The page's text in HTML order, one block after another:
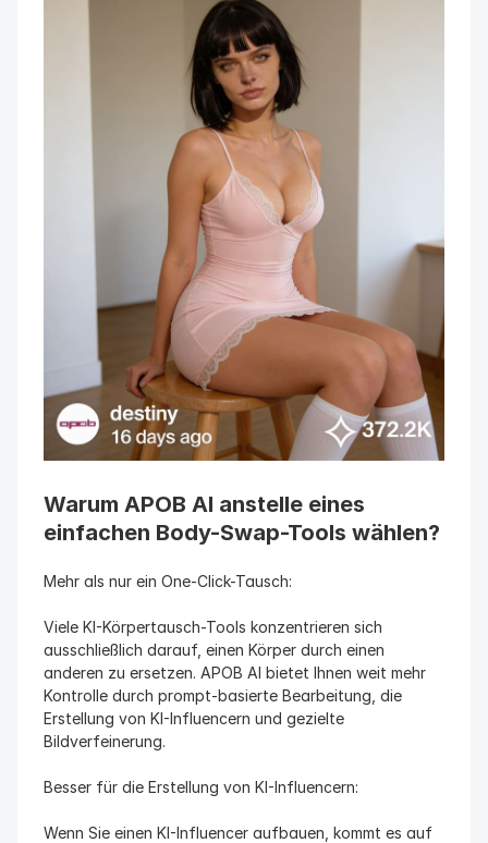
Warum APOB AI anstelle eines
einfachen Body-Swap-Tools wählen?
Mehr als nur ein One-Click-Tausch:
Viele KI-Körpertausch-Tools konzentrieren sich
ausschließlich darauf, einen Körper durch einen
anderen zu ersetzen. APOB AI bietet Ihnen weit mehr
Kontrolle durch prompt-basierte Bearbeitung, die
Erstellung von KI-Influencern und gezielte
Bildverfeinerung.
Besser für die Erstellung von KI-Influencern:
Wenn Sie einen KI-Influencer aufbauen, kommt es auf